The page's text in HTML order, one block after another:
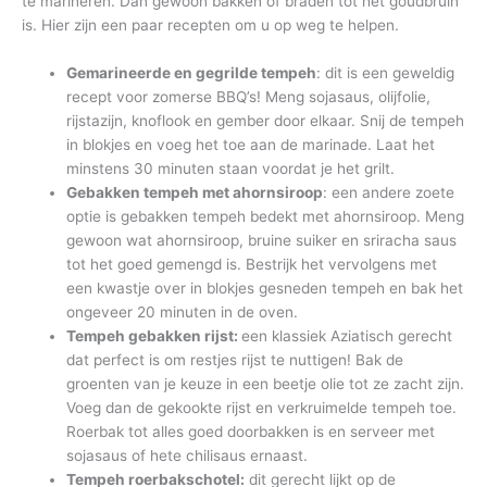
is. Hier zijn een paar recepten om u op weg te helpen.
Gemarineerde en gegrilde tempeh: dit is een geweldig
recept voor zomerse BBQ’s! Meng sojasaus, olijfolie,
rijstazijn, knoflook en gember door elkaar. Snij de tempeh
in blokjes en voeg het toe aan de marinade. Laat het
minstens 30 minuten staan voordat je het grilt.
Gebakken tempeh met ahornsiroop: een andere zoete
optie is gebakken tempeh bedekt met ahornsiroop. Meng
gewoon wat ahornsiroop, bruine suiker en sriracha saus
tot het goed gemengd is. Bestrijk het vervolgens met
een kwastje over in blokjes gesneden tempeh en bak het
ongeveer 20 minuten in de oven.
Tempeh gebakken rijst:een klassiek Aziatisch gerecht
dat perfect is om restjes rijst te nuttigen! Bak de
groenten van je keuze in een beetje olie tot ze zacht zijn.
Voeg dan de gekookte rijst en verkruimelde tempeh toe.
Roerbak tot alles goed doorbakken is en serveer met
sojasaus of hete chilisaus ernaast.
Tempeh roerbakschotel: dit gerecht lijkt op de